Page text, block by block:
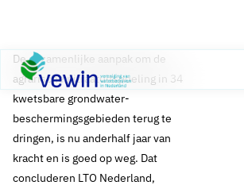
Direct naar content
Terug naar de startpagina
De gezamenlijke aanpak om de
agrarische nitraatuitspoeling in 34
kwetsbare grondwater-
beschermingsgebieden terug te
dringen, is nu anderhalf jaar van
kracht en is goed op weg. Dat
concluderen LTO Nederland,